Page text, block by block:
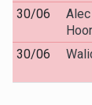
30/06
30/06